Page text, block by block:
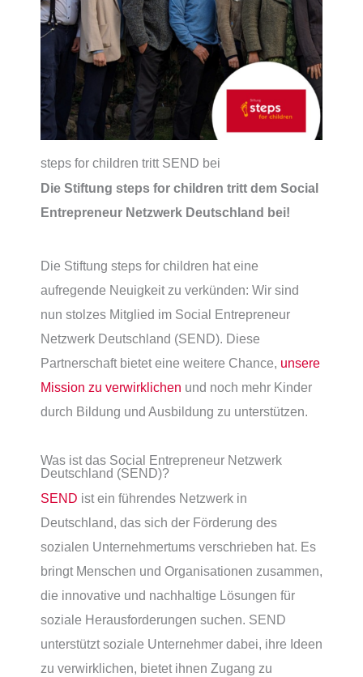
steps for children tritt SEND bei
Die Stiftung steps for children tritt dem Social
Entrepreneur Netzwerk Deutschland bei!
Die Stiftung steps for children hat eine
aufregende Neuigkeit zu verkünden: Wir sind
nun stolzes Mitglied im Social Entrepreneur
Netzwerk Deutschland (SEND). Diese
Partnerschaft bietet eine weitere Chance, unsere
Mission zu verwirklichen und noch mehr Kinder
durch Bildung und Ausbildung zu unterstützen.
Was ist das Social Entrepreneur Netzwerk
Deutschland (SEND)?
SEND ist ein führendes Netzwerk in
Deutschland, das sich der Förderung des
sozialen Unternehmertums verschrieben hat. Es
bringt Menschen und Organisationen zusammen,
die innovative und nachhaltige Lösungen für
soziale Herausforderungen suchen. SEND
unterstützt soziale Unternehmer dabei, ihre Ideen
zu verwirklichen, bietet ihnen Zugang zu